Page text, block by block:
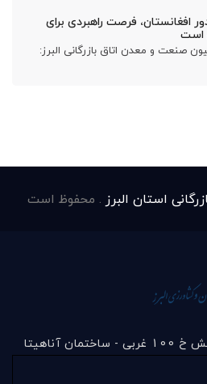
افغانستان، فرصت راهبردی برای
است
صنعت و معدن اتاق بازرگانی البرز:
استان البرز . محفوظ است
آناهیتا